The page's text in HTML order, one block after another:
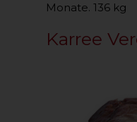
Monate. 136 kg
Karree